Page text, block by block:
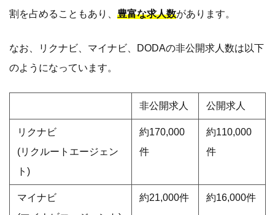
割を占めることもあり、 豊富な求人数があります。
なお、リクナビ、マイナビ、DODAの非公開求人数は以下
のようになっています。
非公開求人 公開求人
リクナビ
(リクルートエージェン
ト)
約170,000
件
約110,000
件
マイナビ
約21,000件 約16,000件